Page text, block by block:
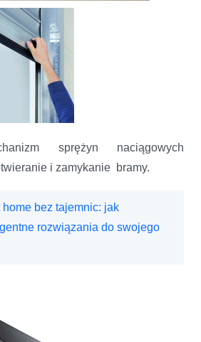
sprężyn naciągowych
i zamykanie bramy.
home bez tajemnic: jak
rozwiązania do swojego